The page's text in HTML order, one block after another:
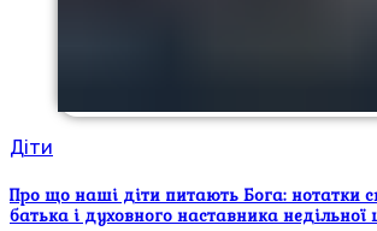
Діти
Про що наші діти питають Бога: нотатки
батька і духовного наставника недільної